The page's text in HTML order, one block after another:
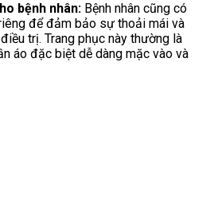
bệnh nhân: Bệnh nhân cũng có
để đảm bảo sự thoải mái và
trị. Trang phục này thường là
áo đặc biệt dễ dàng mặc vào và